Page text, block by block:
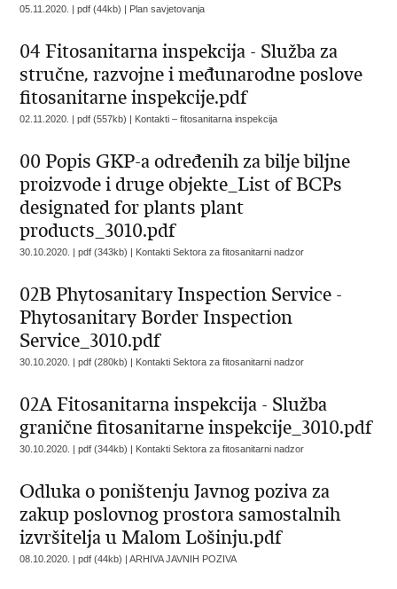
05.11.2020. | pdf (44kb) | Plan savjetovanja
04 Fitosanitarna inspekcija - Služba za
stručne, razvojne i međunarodne poslove
fitosanitarne inspekcije.pdf
02.11.2020. | pdf (557kb) | Kontakti – fitosanitarna inspekcija
00 Popis GKP-a određenih za bilje biljne
proizvode i druge objekte_List of BCPs
designated for plants plant
products_3010.pdf
30.10.2020. | pdf (343kb) | Kontakti Sektora za fitosanitarni nadzor
02B Phytosanitary Inspection Service -
Phytosanitary Border Inspection
Service_3010.pdf
30.10.2020. | pdf (280kb) | Kontakti Sektora za fitosanitarni nadzor
02A Fitosanitarna inspekcija - Služba
granične fitosanitarne inspekcije_3010.pdf
30.10.2020. | pdf (344kb) | Kontakti Sektora za fitosanitarni nadzor
Odluka o poništenju Javnog poziva za
zakup poslovnog prostora samostalnih
izvršitelja u Malom Lošinju.pdf
08.10.2020. | pdf (44kb) |ARHIVA JAVNIH POZIVA